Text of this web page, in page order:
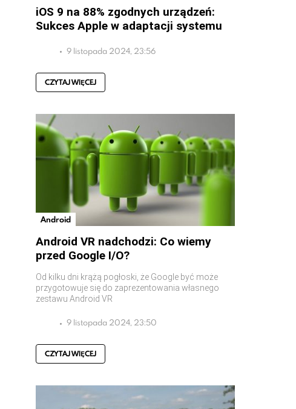
iOS 9 na 88% zgodnych urządzeń:
Sukces Apple w adaptacji systemu
9 listopada 2024, 23:56
CZYTAJ WIĘCEJ
Android
Android VR nadchodzi: Co wiemy
przed Google I/O?
Od kilku dni krążą pogłoski, że Google być może
przygotowuje się do zaprezentowania własnego
zestawu Android VR
9 listopada 2024, 23:50
CZYTAJ WIĘCEJ